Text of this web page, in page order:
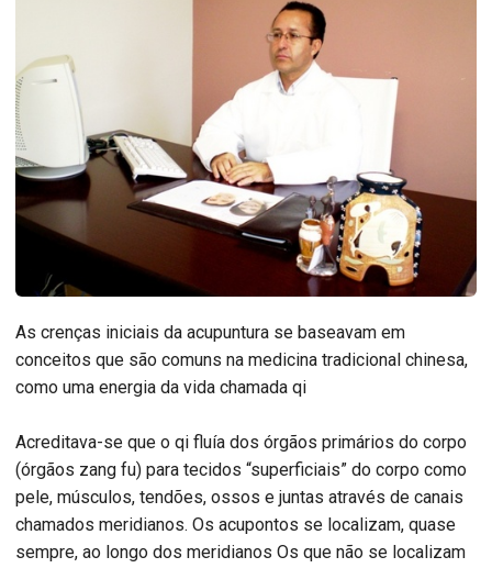
As crenças iniciais da acupuntura se baseavam em
conceitos que são comuns na medicina tradicional chinesa,
como uma energia da vida chamada qi
Acreditava-se que o qi fluía dos órgãos primários do corpo
(órgãos zang fu) para tecidos “superficiais” do corpo como
pele, músculos, tendões, ossos e juntas através de canais
chamados meridianos. Os acupontos se localizam, quase
sempre, ao longo dos meridianos Os que não se localizam